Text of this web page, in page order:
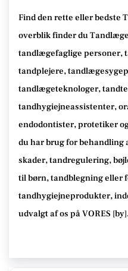
Find den rette eller bedste
overblik finder du
tandlægefaglige personer,
tandplejere,
tandlægeteknologer,
tandhygiejneassistenter,
endodontister, protetiker
du har brug for
skader, tandregulering,
til børn, tandblegning eller
tandhygiejneprodukter,
udvalgt af os på VORES [by]